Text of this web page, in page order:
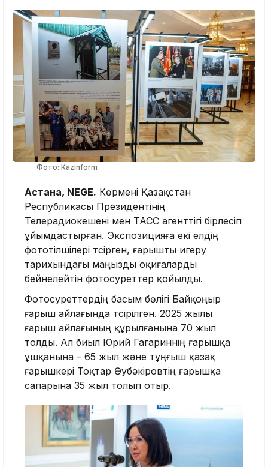
Фото: Kazinform
Астана, NEGE. Көрмені Қазақстан
Республикасы Президентінің
Телерадиокешені мен ТАСС агенттігі бірлесіп
ұйымдастырған. Экспозицияға екі елдің
фототілшілері түсірген, ғарышты игеру
тарихындағы маңызды оқиғаларды
бейнелейтін фотосуреттер қойылды.
Фотосуреттердің басым бөлігі Байқоңыр
ғарыш айлағында түсірілген. 2025 жылы
ғарыш айлағының құрылғанына 70 жыл
толды. Ал биыл Юрий Гагариннің ғарышқа
ұшқанына – 65 жыл және тұңғыш қазақ
ғарышкері Тоқтар Әубәкіровтің ғарышқа
сапарына 35 жыл толып отыр.